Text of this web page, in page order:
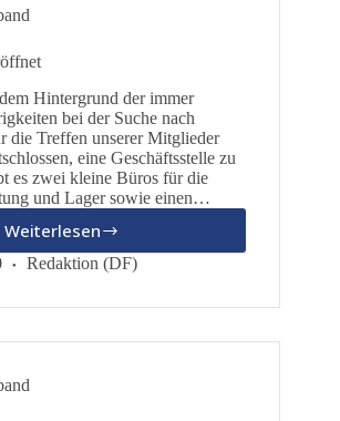
Hintergrund der immer
bei der Suche nach
die Treffen unserer Mitglieder
eine Geschäftsstelle zu
es zwei kleine Büros für die
und Lager sowie einen…
WeiterlesenGeschäftsstelle
eröffnet
Redaktion (DF)